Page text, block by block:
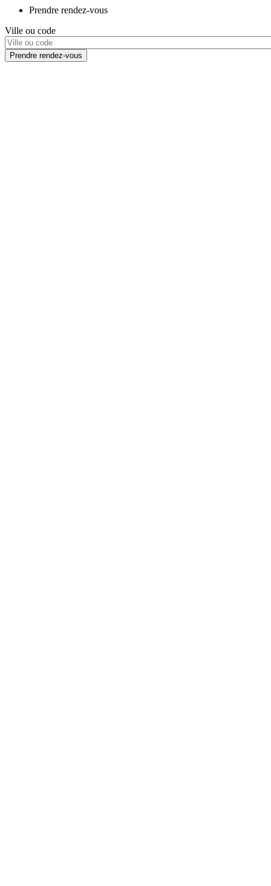
Prendre rendez-vous
Ville ou code